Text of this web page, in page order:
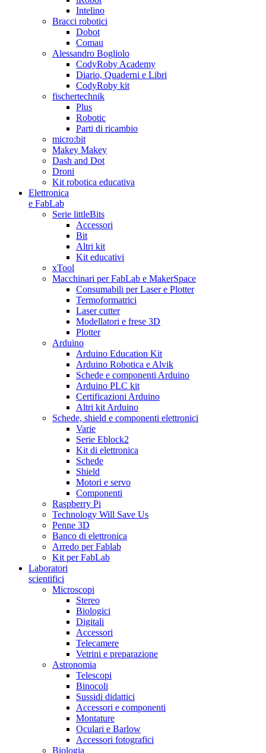
Intelino
Bracci robotici
Dobot
Comau
Alessandro Bogliolo
CodyRoby Academy
Diario, Quaderni e Libri
CodyRoby kit
fischertechnik
Plus
Robotic
Parti di ricambio
micro:bit
Makey Makey
Dash and Dot
Droni
Kit robotica educativa
Elettronica
e FabLab
Serie littleBits
Accessori
Bit
Altri kit
Kit educativi
xTool
Macchinari per FabLab e MakerSpace
Consumabili per Laser e Plotter
Termoformatrici
Laser cutter
Modellatori e frese 3D
Plotter
Arduino
Arduino Education Kit
Arduino Robotica e Alvik
Schede e componenti Arduino
Arduino PLC kit
Certificazioni Arduino
Altri kit Arduino
Schede, shield e componenti elettronici
Varie
Serie Eblock2
Kit di elettronica
Schede
Shield
Motori e servo
Componenti
Raspberry Pi
Technology Will Save Us
Penne 3D
Banco di elettronica
Arredo per Fablab
Kit per FabLab
Laboratori
scientifici
Microscopi
Stereo
Biologici
Digitali
Accessori
Telecamere
Vetrini e preparazione
Astronomia
Telescopi
Binocoli
Sussidi didattici
Accessori e componenti
Montature
Oculari e Barlow
Accessori fotografici
Biologia